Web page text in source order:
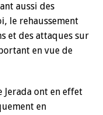
aussi des
le rehaussement
et des attaques sur
en vue de
Jerada ont en effet
en